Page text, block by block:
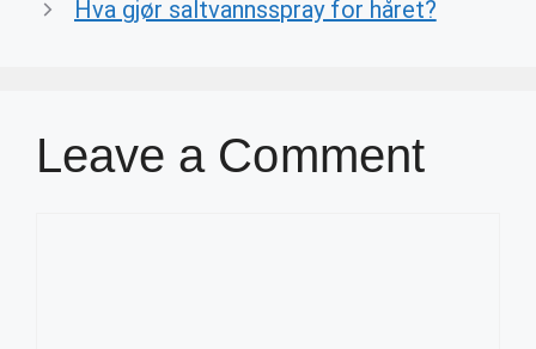
Hva gjør saltvannsspray for håret?
Leave a Comment